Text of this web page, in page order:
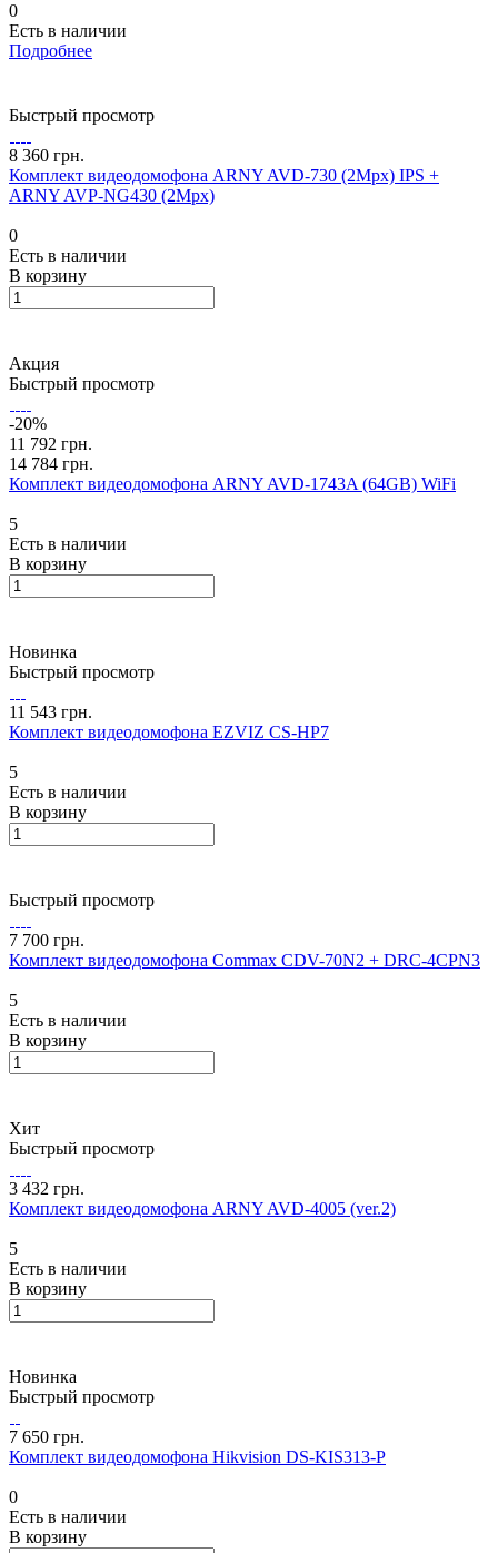
0
Есть в наличии
Подробнее
Быстрый просмотр
8 360 грн.
Комплект видеодомофона ARNY AVD-730 (2Mpx) IPS +
ARNY AVP-NG430 (2Mpx)
0
Есть в наличии
В корзину
Акция
Быстрый просмотр
-20%
11 792 грн.
14 784 грн.
Комплект видеодомофона ARNY AVD-1743A (64GB) WiFi
5
Есть в наличии
В корзину
Новинка
Быстрый просмотр
11 543 грн.
Комплект видеодомофона EZVIZ CS-HP7
5
Есть в наличии
В корзину
Быстрый просмотр
7 700 грн.
Комплект видеодомофона Commax CDV-70N2 + DRC-4CPN3
5
Есть в наличии
В корзину
Хит
Быстрый просмотр
3 432 грн.
Комплект видеодомофона ARNY AVD-4005 (ver.2)
5
Есть в наличии
В корзину
Новинка
Быстрый просмотр
7 650 грн.
Комплект видеодомофона Hikvision DS-KIS313-P
0
Есть в наличии
В корзину